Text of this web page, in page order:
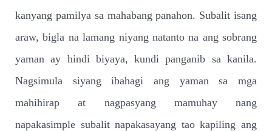
kanyang pamilya sa mahabang panahon. Subalit isang
araw, bigla na lamang niyang natanto na ang sobrang
yaman ay hindi biyaya, kundi panganib sa kanila.
Nagsimula siyang ibahagi ang yaman sa mga
mahihirap at nagpasyang mamuhay nang
napakasimple subalit napakasayang tao kapiling ang